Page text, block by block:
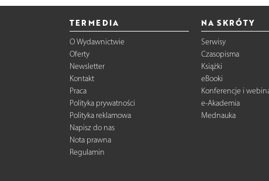
TERMEDIA
O Wydawnictwie
Oferty
Newsletter
Kontakt
Praca
Polityka prywatności
Polityka reklamowa
Napisz do nas
Nota prawna
Regulamin
NA SKRÓTY
Serwisy
Czasopisma
Książki
eBooki
Konferencje i
e-Akademia
Mednauka